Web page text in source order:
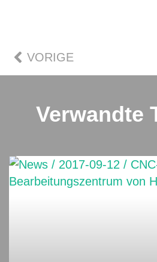
VORIGE
Verwandte